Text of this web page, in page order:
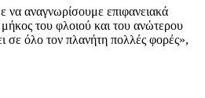
αναγνωρίσουμε επιφανειακά
του φλοιού και του ανώτερου
σε όλο τον πλανήτη πολλές φορές»,